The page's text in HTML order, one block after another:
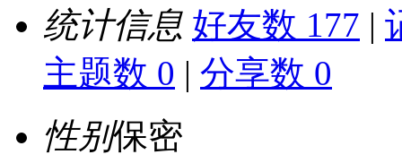
统计信息 好友数 177 |
主题数 0 | 分享数 0
性别保密